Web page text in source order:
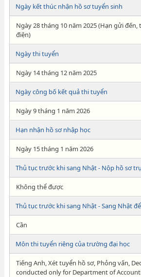
Ngày kết thúc nhận hồ sơ tuyển sinh
Ngày 28 tháng 10 năm 2025 (Hạn gửi
điện)
Ngày thi tuyển
Ngày 14 tháng 12 năm 2025
Ngày công bố kết quả thi tuyển
Ngày 9 tháng 1 năm 2026
Hạn nhận hồ sơ nhập học
Ngày 15 tháng 1 năm 2026
Thủ tục trước khi sang Nhật - Nộp hồ sơ
Không thể được
Thủ tục trước khi sang Nhật - Sang Nhật
Cần
Môn thi tuyển riêng của trường đại học
Tiếng Anh, Xét tuyển hồ sơ, Phỏng vấn,
conducted only for Department of